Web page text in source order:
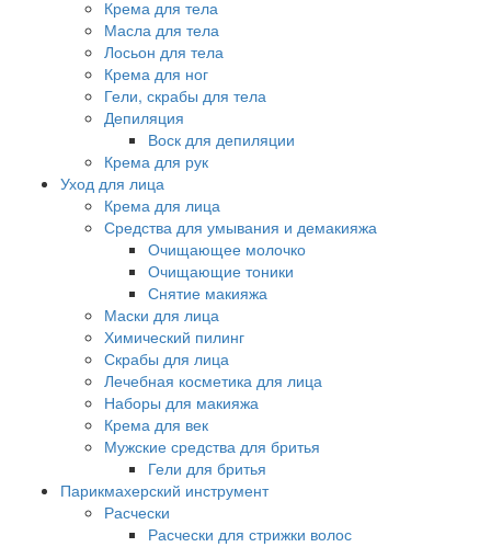
Крема для тела
Масла для тела
Лосьон для тела
Крема для ног
Гели, скрабы для тела
Депиляция
Воск для депиляции
Крема для рук
Уход для лица
Крема для лица
Средства для умывания и демакияжа
Очищающее молочко
Очищающие тоники
Снятие макияжа
Маски для лица
Химический пилинг
Скрабы для лица
Лечебная косметика для лица
Наборы для макияжа
Крема для век
Мужские средства для бритья
Гели для бритья
Парикмахерский инструмент
Расчески
Расчески для стрижки волос